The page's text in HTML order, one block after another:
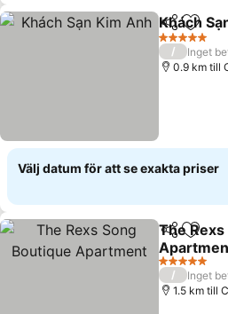
Dela Lägg
Khách
5 Stjärnor
/
Inget
0.9 km till
Välj datum för att se exakta priser
Dela Lägg
The
5 Stjärnor
/
Inget
1.5 km till